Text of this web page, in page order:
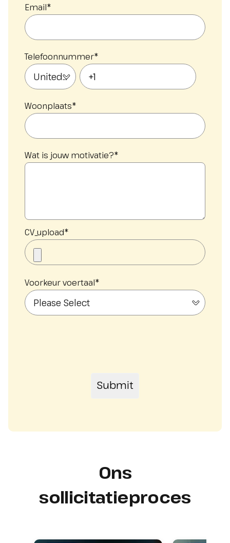
Email*
Telefoonnummer*
Woonplaats*
Wat is jouw motivatie?*
CV_upload*
Voorkeur voertaal*
Ons
sollicitatieproces